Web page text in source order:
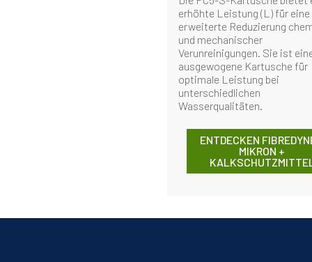
erhöhte Leistung (L) für eine
erweiterte Reduzierung
und mechanischer
Verunreinigungen. Sie ist
ausgewogene Kartusche für
optimale Leistung bei
unterschiedlichen
Wasserqualitäten.
ENTDECKEN
MIKRON +